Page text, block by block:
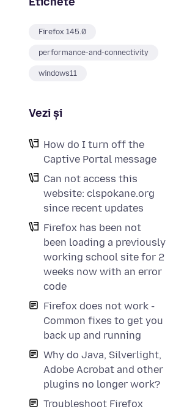
Firefox 145.0
performance-and-connectivity
windows11
Vezi și
How do I turn off the
Captive Portal message
Can not access this
website: clspokane.org
since recent updates
Firefox has been not
been loading a previously
working school site for 2
weeks now with an error
code
Firefox does not work -
Common fixes to get you
back up and running
Why do Java, Silverlight,
Adobe Acrobat and other
plugins no longer work?
Troubleshoot Firefox